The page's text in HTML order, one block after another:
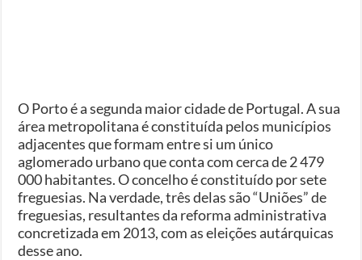
O Porto é a segunda maior cidade de Portugal. A sua
área metropolitana é constituída pelos municípios
adjacentes que formam entre si um único
aglomerado urbano que conta com cerca de 2 479
000 habitantes. O concelho é constituído por sete
freguesias. Na verdade, três delas são “Uniões” de
freguesias, resultantes da reforma administrativa
concretizada em 2013, com as eleições autárquicas
desse ano.